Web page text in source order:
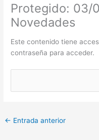
Protegido: 03/
Novedades
Este contenido tiene
contraseña para acceder.
← Entrada anterior